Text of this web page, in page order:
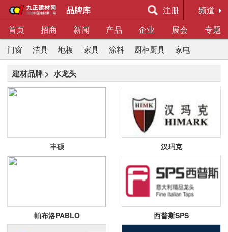
品牌库 注册
频道
首页
招商 新闻 产品 企业 展会 专题
门窗 洁具 地板 家具 涂料 厨柜厨具 家电
建材品牌 > 水龙头
丰硕 汉玛克
帕布洛PABLO 西普斯SPS